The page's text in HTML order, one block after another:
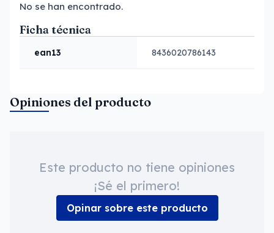
No se han encontrado.
Ficha técnica
ean13 8436020786143
Opiniones del producto
Este producto no tiene opiniones
¡Sé el primero!
Opinar sobre este producto